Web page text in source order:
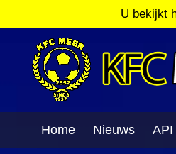
U bekijkt
Home Nieuws API